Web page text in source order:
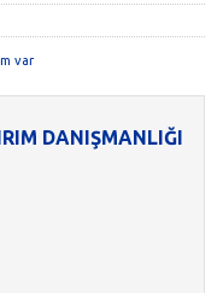
var
DANIŞMANLIĞI